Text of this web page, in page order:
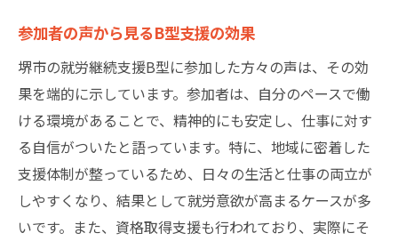
参加者の声から見るB型支援の効果
堺市の就労継続支援B型に参加した方々の声は、その効
果を端的に示しています。参加者は、自分のペースで働
ける環境があることで、精神的にも安定し、仕事に対す
る自信がついたと語っています。特に、地域に密着した
支援体制が整っているため、日々の生活と仕事の両立が
しやすくなり、結果として就労意欲が高まるケースが多
いです。また、資格取得支援も行われており、実際にそ